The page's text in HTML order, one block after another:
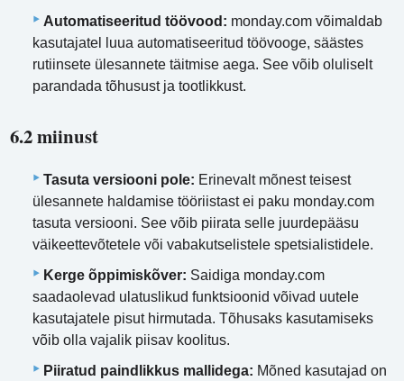
Automatiseeritud töövood: monday.com võimaldab
kasutajatel luua automatiseeritud töövooge, säästes
rutiinsete ülesannete täitmise aega. See võib oluliselt
parandada tõhusust ja tootlikkust.
6.2 miinust
Tasuta versiooni pole: Erinevalt mõnest teisest
ülesannete haldamise tööriistast ei paku monday.com
tasuta versiooni. See võib piirata selle juurdepääsu
väikeettevõtetele või vabakutselistele spetsialistidele.
Kerge õppimiskõver: Saidiga monday.com
saadaolevad ulatuslikud funktsioonid võivad uutele
kasutajatele pisut hirmutada. Tõhusaks kasutamiseks
võib olla vajalik piisav koolitus.
Piiratud paindlikkus mallidega: Mõned kasutajad on